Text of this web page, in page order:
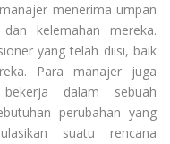
menerima umpan
kelemahan mereka.
yang telah diisi, baik
Para manajer juga
dalam sebuah
perubahan yang
suatu rencana